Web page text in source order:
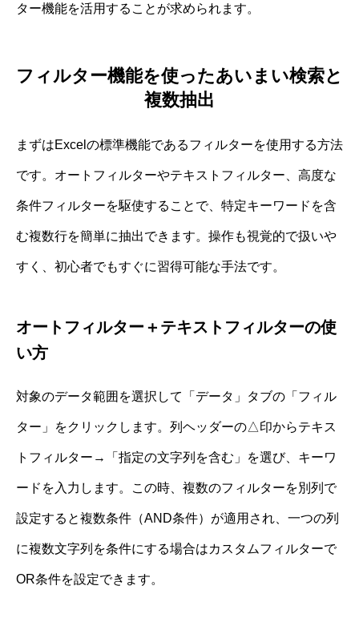
ター機能を活用することが求められます。
フィルター機能を使ったあいまい検索と
複数抽出
まずはExcelの標準機能であるフィルターを使用する方法
です。オートフィルターやテキストフィルター、高度な
条件フィルターを駆使することで、特定キーワードを含
む複数行を簡単に抽出できます。操作も視覚的で扱いや
すく、初心者でもすぐに習得可能な手法です。
オートフィルター＋テキストフィルターの使
い方
対象のデータ範囲を選択して「データ」タブの「フィル
ター」をクリックします。列ヘッダーの△印からテキス
トフィルター→「指定の文字列を含む」を選び、キーワ
ードを入力します。この時、複数のフィルターを別列で
設定すると複数条件（AND条件）が適用され、一つの列
に複数文字列を条件にする場合はカスタムフィルターで
OR条件を設定できます。